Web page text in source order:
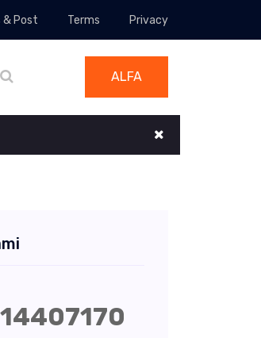
& Post Terms Privacy
ALFA